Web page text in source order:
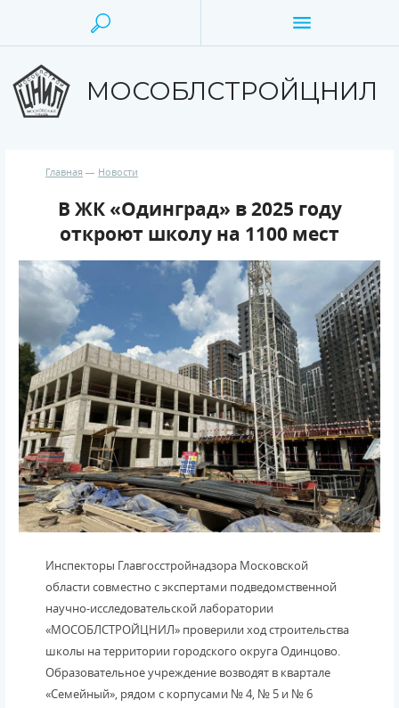
МОСОБЛСТРОЙЦНИЛ
Главная Новости
В ЖК «Одинград» в 2025 году
откроют школу на 1100 мест
Инспекторы Главгосстройнадзора Московской
области совместно с экспертами подведомственной
научно-исследовательской лаборатории
«МОСОБЛСТРОЙЦНИЛ» проверили ход строительства
школы на территории городского округа Одинцово.
Образовательное учреждение возводят в квартале
«Семейный», рядом с корпусами № 4, № 5 и № 6